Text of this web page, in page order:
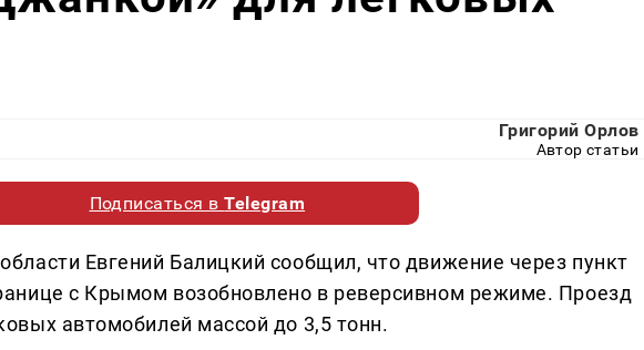
Григорий Орлов
Автор статьи
Подписаться вTelegram
Евгений Балицкий сообщил, что движение через пункт
с Крымом возобновлено в реверсивном режиме. Проезд
автомобилей массой до 3,5 тонн.